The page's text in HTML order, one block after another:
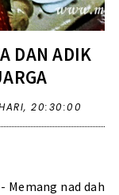
DAN ADIK
20:30:00
Memang nad dah